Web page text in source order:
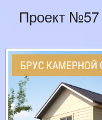
Проект
БРУС КАМЕРНОЙ